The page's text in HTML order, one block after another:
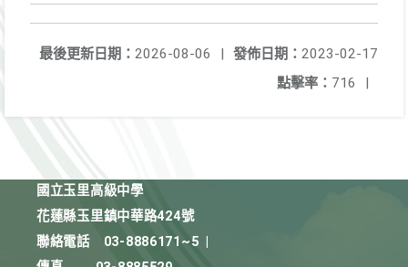
發佈日期： 2023-02-17
最後更新日期： 2026-08-06
|
點擊率： 716 |
國立玉里高級中學
花蓮縣玉里鎮中華路424號
聯絡電話
03-8886171~5